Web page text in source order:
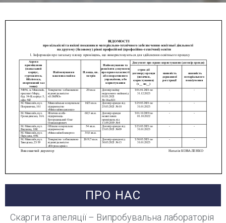
ПРО НАС
Скарги та апеляції – Випробувальна лабораторія